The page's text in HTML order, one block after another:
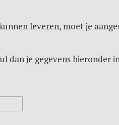
leveren, moet je
dan je gegevens hieronder